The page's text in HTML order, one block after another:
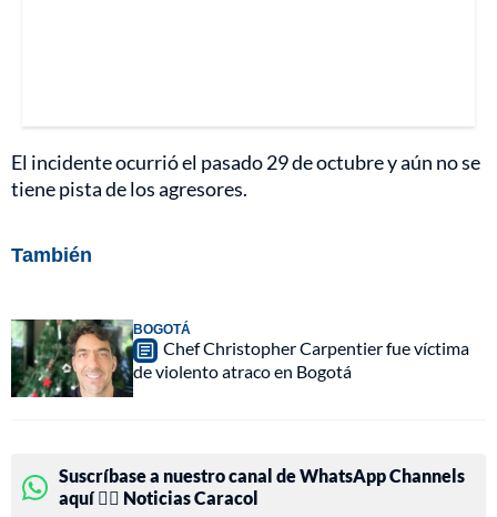
El incidente ocurrió el pasado 29 de octubre y aún no se
tiene pista de los agresores.
También
BOGOTÁ
Chef Christopher Carpentier fue víctima
de violento atraco en Bogotá
Suscríbase a nuestro canal de WhatsApp Channels
aquí 👉🏻 Noticias Caracol